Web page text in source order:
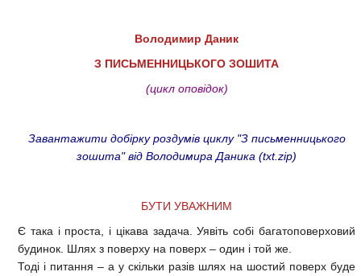
Володимир Даник
З ПИСЬМЕННИЦЬКОГО ЗОШИТА
(цикл оповідок)
Завантажити добірку роздумів циклу "З письменницького
зошита" від Володимира Даника (txt.zip)​
БУТИ УВАЖНИМ
Є така і проста, і цікава задача. Уявіть собі багатоповерховий
будинок. Шлях з поверху на поверх – один і той же.
Тоді і питання – а у скільки разів шлях на шостий поверх буде